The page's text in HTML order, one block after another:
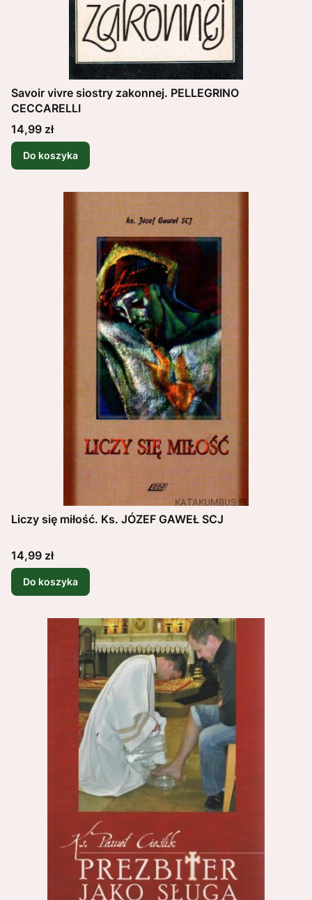
Savoir vivre siostry zakonnej. PELLEGRINO
CECCARELLI
Cena
14,99 zł
Do koszyka
Liczy się miłość. Ks. JÓZEF GAWEŁ SCJ
Cena
14,99 zł
Do koszyka